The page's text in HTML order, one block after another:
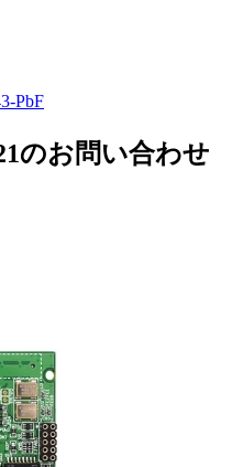
PbF
のお問い合わせ